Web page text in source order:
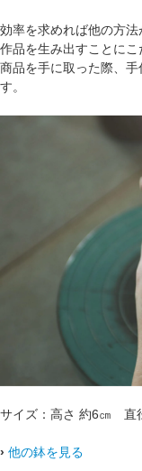
効率を求めれば他の方
作品を生み出すことにこ
商品を手に取った際、
す。
サイズ：高さ 約6㎝ 直
› 他の鉢を見る